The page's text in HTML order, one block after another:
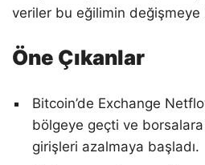
veriler bu eğilimin değişmeye
Öne Çıkanlar
Bitcoin’de Exchange
bölgeye geçti ve borsalara
girişleri azalmaya başladı.